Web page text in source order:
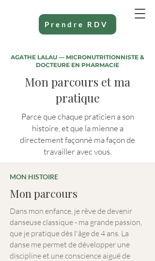
Prendre RDV
AGATHE LALAU — MICRONUTRITIONNISTE &
DOCTEURE EN PHARMACIE
Mon parcours et ma
pratique
Parce que chaque praticien a son
histoire, et que la mienne a
directement façonné ma façon de
travailler avec vous.
MON HISTOIRE
Mon parcours
Dans mon enfance, je rêve de devenir
danseuse classique - ma grande passion,
que je pratique dès l'âge de 4 ans. La
danse me permet de développer une
discipline et une conscience aiguë de